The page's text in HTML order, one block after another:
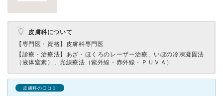
皮膚科について
【専門医・資格】 皮膚科専門医
【診療・治療法】 あざ・ほくろのレーザー治療、いぼの冷凍凝固法
（液体窒素）、光線療法（紫外線・赤外線・ＰＵＶＡ）
皮膚科の口コミ